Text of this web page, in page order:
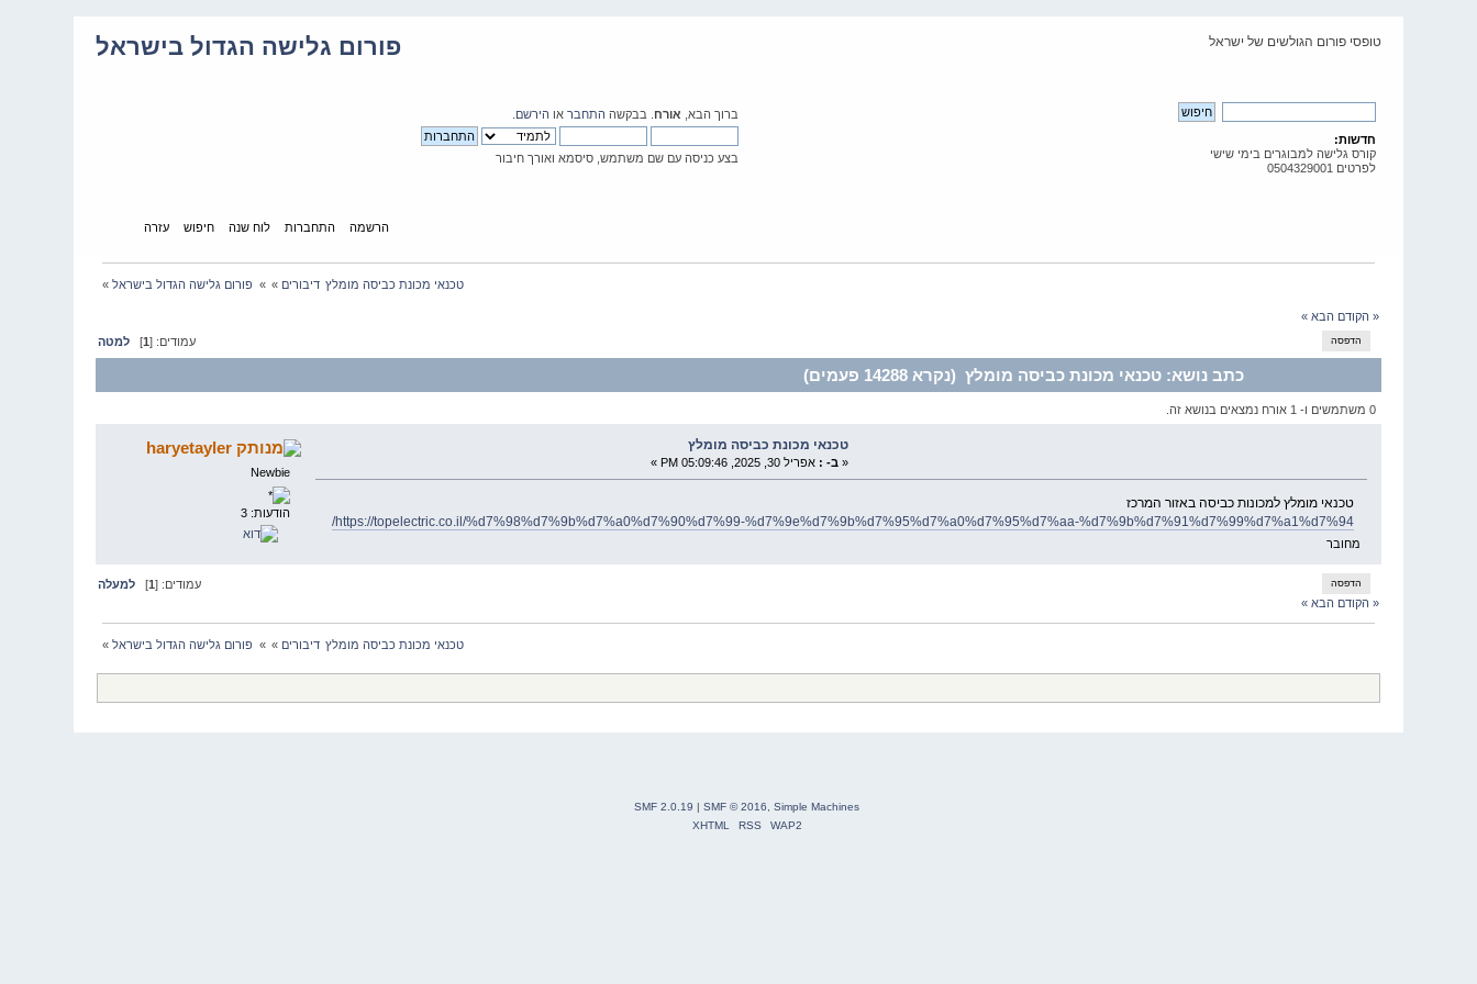
פורום גלישה הגדול בישראל טופסי פורום הגולשים של ישראל
ברוך הבא, אורח . בבקשה התחבר או הירשם
בצע כניסה עם שם משתמש, סיסמא ואורך חיבור
חדשות:
קורס גלישה למבוגרים בימי שישי
לפרטים 0504329001
עזרה חיפוש לוח שנה התחברות הרשמה
פורום גלישה הגדול בישראל» » דיבורים » טכנאי מכונת כביסה מומלץ
« הקודם הבא »
הדפסה עמודים: [1
] למטה
כתבנושא: טכנאי מכונת כביסה מומלץ (נקרא 14288 פעמים)
0 משתמשים ו- 1 אורח נמצאים בנושא זה.
haryetayler
Newbie
הודעות: 3
טכנאי מכונת כביסה מומלץ
«ב- : אפריל 30, 2025, 05:09:46 PM »
טכנאי מומלץ למכונות כביסה באזור המרכז
https://topelectric.co.il/%d7%98%d7%9b%d7%a0%d7%90%d7%99-%d7%9e%d7%9b%d7%95%d7%a0%d7%95%d7%aa-%d7%9b%d7%91%d7%99%d7%a1%d7%94/
מחובר
הדפסה עמודים: [1
] למעלה
« הקודם הבא »
פורום גלישה הגדול בישראל» » דיבורים » טכנאי מכונת כביסה מומלץ
SMF 2.0.19 | SMF © 2016
Simple Machines
XHTML
RSS WAP2